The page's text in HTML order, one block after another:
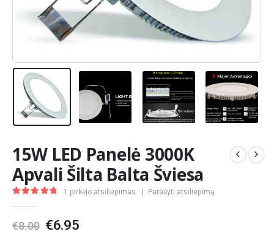
15W LED Panelė 3000K
Apvali Šilta Balta Šviesa
1 pirkėjo atsiliepimas Parašyti atsiliepimą
€8.00 Original
€6.95Current